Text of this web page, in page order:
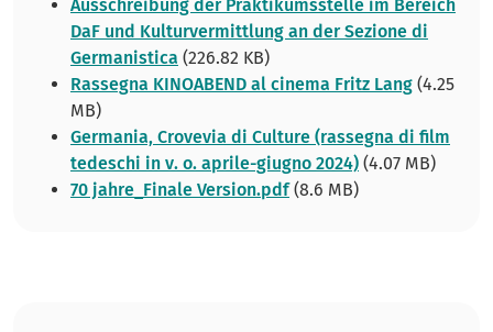
Ausschreibung der Praktikumsstelle im Bereich
DaF und Kulturvermittlung an der Sezione di
Germanistica (226.82 KB)
Rassegna KINOABEND al cinema Fritz Lang (4.25
MB)
Germania, Crovevia di Culture (rassegna di film
tedeschi in v. o. aprile-giugno 2024) (4.07 MB)
70 jahre_Finale Version.pdf (8.6 MB)